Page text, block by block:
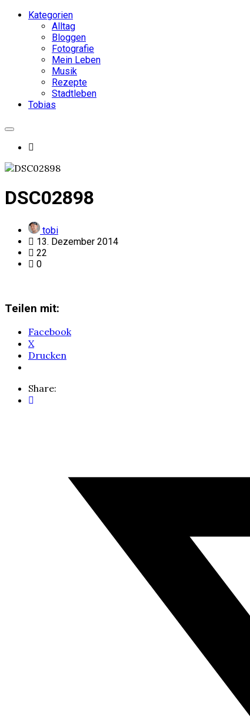
Kategorien
Alltag
Bloggen
Fotografie
Mein Leben
Musik
Rezepte
Stadtleben
Tobias
DSC02898
tobi
13. Dezember 2014
22
0
Teilen mit:
Facebook
X
Drucken
Share: